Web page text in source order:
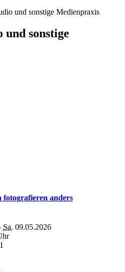
und sonstige Medienpraxis
sonstige
anders
Sa. 09.05.2026